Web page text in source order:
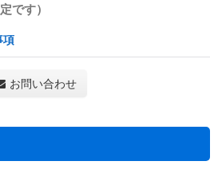
です）
項
お問い合わせ